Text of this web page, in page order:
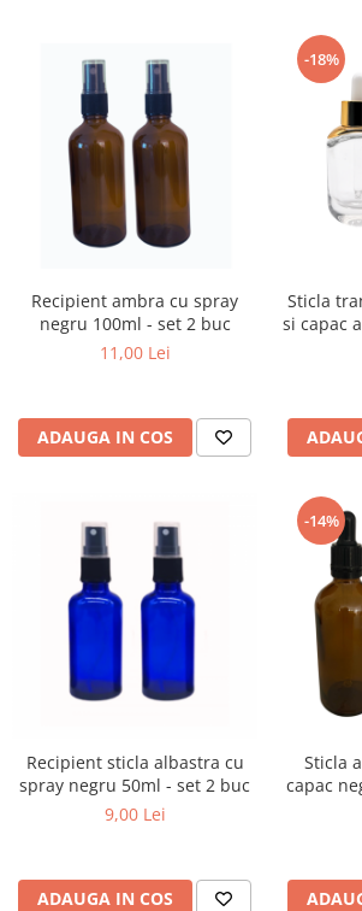
Recipient ambra cu spray
negru 100ml - set 2 buc
11,00 Lei
ADAUGA IN COS
-18%
Sticla
si capac
Recipient sticla albastra cu
spray negru 50ml - set 2 buc
9,00 Lei
ADAUGA IN COS
-14%
Sticla
capac